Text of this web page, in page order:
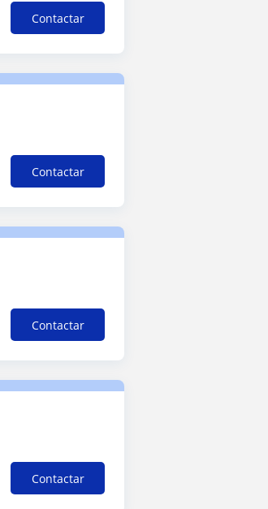
Contactar
Contactar
Contactar
Contactar